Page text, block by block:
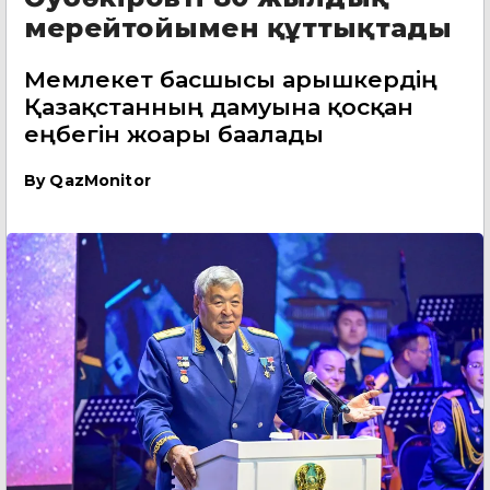
мерейтойымен құттықтады
Мемлекет басшысы ғарышкердің
Қазақстанның дамуына қосқан
еңбегін жоғары бағалады
By QazMonitor